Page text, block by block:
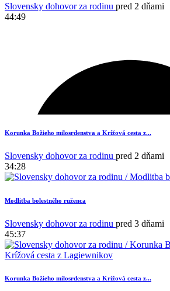
Slovensky dohovor za rodinu pred 2 dňami
44:49
1
Korunka Božieho milosrdenstva a Krížová cesta z...
Slovensky dohovor za rodinu pred 2 dňami
34:28
Modlitba bolestného ruženca
Slovensky dohovor za rodinu pred 3 dňami
45:37
Korunka Božieho milosrdenstva a Krížová cesta z...